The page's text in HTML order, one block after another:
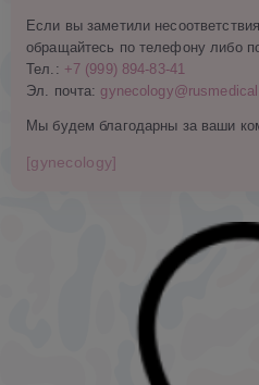
Если вы заметили
обращайтесь по телефону либо
Тел.: +7 (999) 894-83-41
Эл. почта:
Мы будем благодарны за ваши
[gynecology]